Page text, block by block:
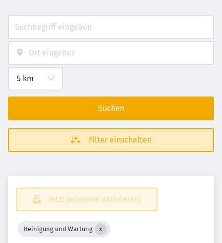
Suchen
Filter einschalten
Jetzt Jobalarm aktivieren!
Reinigung und Wartung